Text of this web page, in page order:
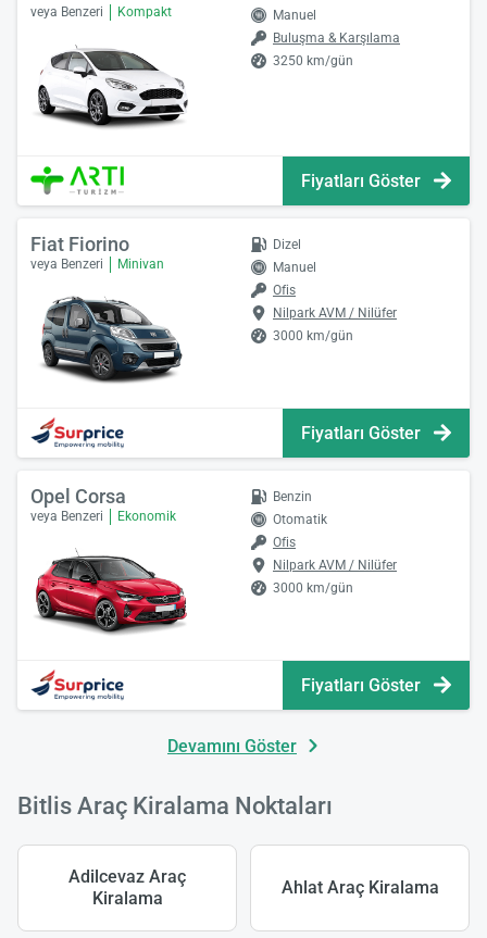
veya Benzeri Kompakt
Manuel
Buluşma & Karşılama
3250 km/gün
Fiyatları Göster
Fiat Fiorino
veya Benzeri Minivan
Dizel
Manuel
Ofis
Nilpark AVM / Nilüfer
3000 km/gün
Fiyatları Göster
Opel Corsa
veya Benzeri Ekonomik
Benzin
Otomatik
Ofis
Nilpark AVM / Nilüfer
3000 km/gün
Fiyatları Göster
Devamını Göster
Bitlis Araç Kiralama Noktaları
Adilcevaz Araç
Kiralama
Ahlat Araç Kiralama